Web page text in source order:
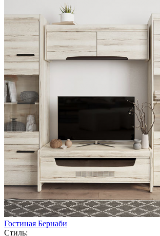
Гостиная Бернаби
Стиль: